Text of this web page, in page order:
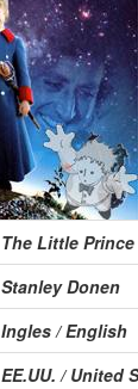
The Little Prince
Stanley Donen
Ingles / English
EE.UU. / United